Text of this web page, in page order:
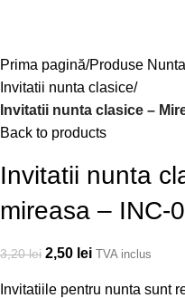
Prima pagină Produse Nunta
Invitatii nunta clasice
Invitatii nunta clasice –
Back to products
Invitatii nunta
mireasa – INC-
3,20lei 2,50 lei TVA inclus
Invitatiile pentru nunta sunt